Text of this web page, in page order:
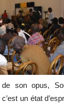
son opus,
un état